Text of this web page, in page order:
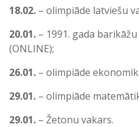
18.02. – olimpiāde latviešu
20.01. – 1991. gada
(ONLINE);
26.01. – olimpiāde
29.01. – olimpiāde
29.01. – Žetonu vakars.